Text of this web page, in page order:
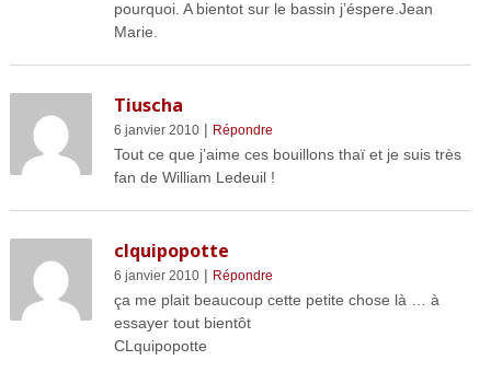
pourquoi. A bientot sur le bassin j’éspere.Jean
Marie.
Tiuscha
6 janvier 2010| Répondre
Tout ce que j’aime ces bouillons thaï et je suis très
fan de William Ledeuil !
clquipopotte
6 janvier 2010| Répondre
ça me plait beaucoup cette petite chose là … à
essayer tout bientôt
CLquipopotte